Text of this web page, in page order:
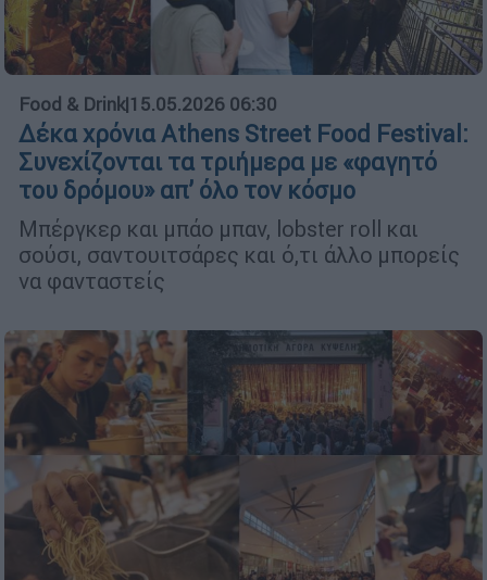
Food & Drink|15.05.2026 06:30
Δέκα χρόνια Athens Street Food Festival:
Συνεχίζονται τα τριήμερα με «φαγητό
του δρόμου» απ’ όλο τον κόσμο
Μπέργκερ και μπάο μπαν, lobster roll και
σούσι, σαντουιτσάρες και ό,τι άλλο μπορείς
να φανταστείς